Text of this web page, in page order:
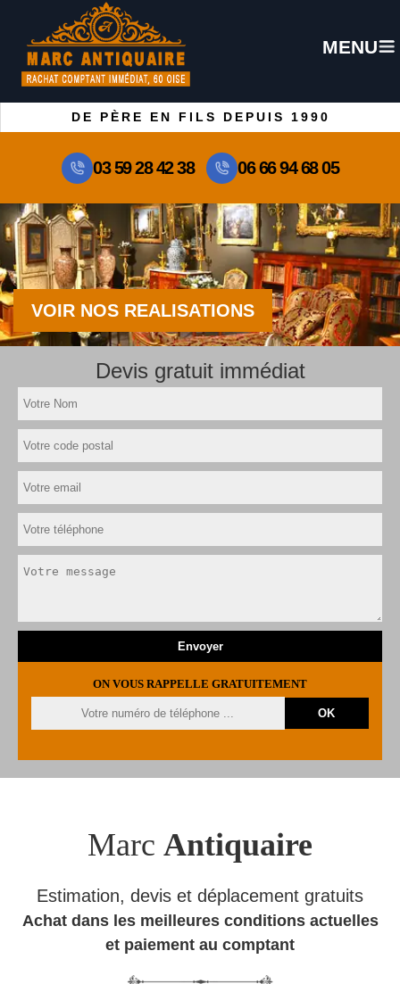
MENU
DE PÈRE EN FILS DEPUIS 1990
03 59 28 42 38 06 66 94 68 05
VOIR NOS REALISATIONS
Devis gratuit immédiat
ON VOUS RAPPELLE GRATUITEMENT
Marc Antiquaire
Estimation, devis et déplacement gratuits
Achat dans les meilleures conditions actuelles
et paiement au comptant